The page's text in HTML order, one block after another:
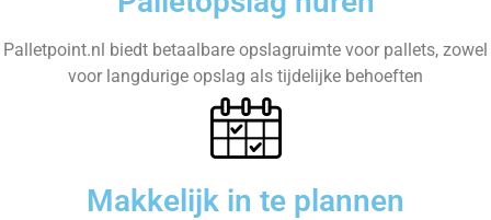
Palletpoint.nl biedt betaalbare opslagruimte voor pallets, zowel
voor langdurige opslag als tijdelijke behoeften
Makkelijk in te plannen